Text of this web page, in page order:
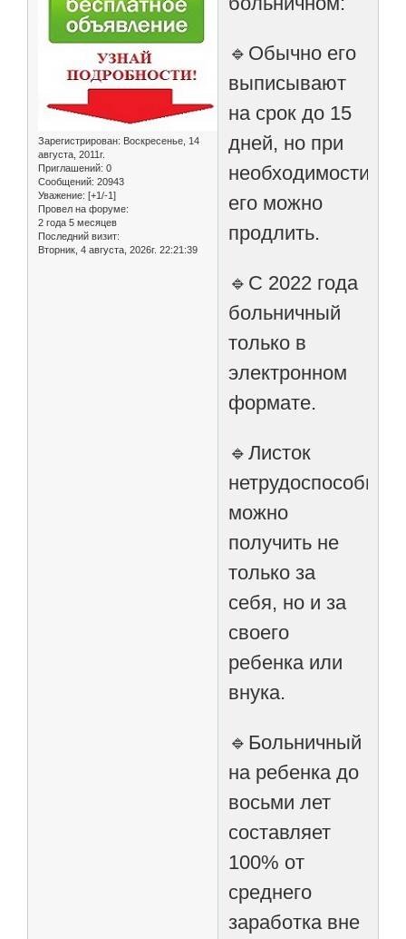
Зарегистрирован: Воскресенье, 14
августа, 2011г.
Приглашений: 0
Сообщений: 20943
Уважение: [+1/-1]
Провел на форуме:
2 года 5 месяцев
Последний визит:
Вторник, 4 августа, 2026г. 22:21:39
🔹Обычно его
выписывают
на срок до 15
дней, но при
необходимости
его можно
продлить.
🔹С 2022 года
больничный
только в
электронном
формате.
🔹Листок
можно
получить не
только за
себя, но и за
своего
ребенка или
внука.
🔹Больничный
на ребенка до
восьми лет
составляет
100% от
среднего
заработка вне